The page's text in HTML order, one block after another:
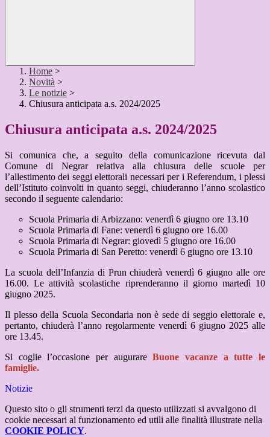
Home >
Novità >
Le notizie >
Chiusura anticipata a.s. 2024/2025
Chiusura anticipata a.s. 2024/2025
Si comunica che, a seguito della comunicazione ricevuta dal
Comune di Negrar relativa alla chiusura delle scuole per
l’allestimento dei seggi elettorali necessari per i Referendum, i plessi
dell’Istituto coinvolti in quanto seggi, chiuderanno l’anno scolastico
secondo il seguente calendario:
Scuola Primaria di Arbizzano: venerdì 6 giugno ore 13.10
Scuola Primaria di Fane: venerdì 6 giugno ore 16.00
Scuola Primaria di Negrar: giovedì 5 giugno ore 16.00
Scuola Primaria di San Peretto: venerdì 6 giugno ore 13.10
La scuola dell’Infanzia di Prun chiuderà venerdì 6 giugno alle ore
16.00. Le attività scolastiche riprenderanno il giorno martedì 10
giugno 2025.
Il plesso della Scuola Secondaria non è sede di seggio elettorale e,
pertanto, chiuderà l’anno regolarmente venerdì 6 giugno 2025 alle
ore 13.45.
Si coglie l’occasione per augurareBuone vacanze a tutte le
famiglie.
Notizie
Questo sito o gli strumenti terzi da questo utilizzati si avvalgono di
cookie necessari al funzionamento ed utili alle finalità illustrate nella
COOKIE POLICY.